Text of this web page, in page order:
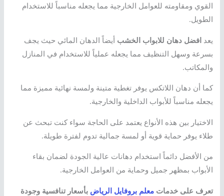
القوي ومقاومته للعوامل الخارجية مما يجعله مناسباً للاستخدام
الطويل.
يعدافضل دهان للابواب الخشب أيضاً الدهان المائي حيث يجف
بسرعة وسهل التنظيف مما يجعله عملياً للاستخدام في المنازل
والمكاتب.
كما أن دهان اللاتكس يوفر تغطية متينة ولمسة نهائية مميزة مما
يجعله مناسباً للأبواب الداخلية والخارجية.
الاختيار بين هذه الأنواع يعتمد على الحاجة سواء كنت تبحث عن
طلاء يوفر حماية قوية أو لمسة جمالية تدوم لفترة طويلة.
من الأفضل دائماً استخدام دهانات عالية الجودة لضمان بقاء
الأبواب بمظهر جميل وحماية من العوامل الخارجية.
تعرف على خدماتمعلم بروفايل الرياض بأسعار تنافسية وجودة